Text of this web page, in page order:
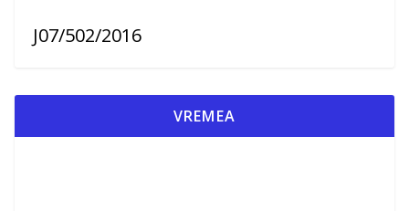
J07/502/2016
VREMEA